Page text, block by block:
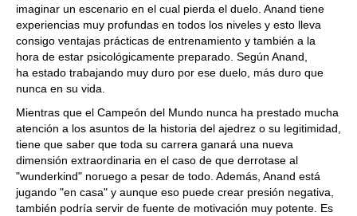
imaginar un escenario en el cual pierda el duelo. Anand tiene
experiencias muy profundas en todos los niveles y esto lleva
consigo ventajas prácticas de entrenamiento y también a la
hora de estar psicológicamente preparado. Según Anand,
ha estado trabajando muy duro por ese duelo, más duro que
nunca en su vida.
Mientras que el Campeón del Mundo nunca ha prestado mucha
atención a los asuntos de la historia del ajedrez o su legitimidad,
tiene que saber que toda su carrera ganará una nueva
dimensión extraordinaria en el caso de que derrotase al
"wunderkind" noruego a pesar de todo. Además, Anand está
jugando "en casa" y aunque eso puede crear presión negativa,
también podría servir de fuente de motivación muy potente. Es